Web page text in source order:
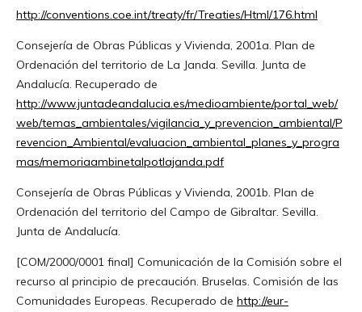
http://conventions.coe.int/treaty/fr/Treaties/Html/176.html
Consejería de Obras Públicas y Vivienda, 2001a. Plan de
Ordenación del territorio de La Janda. Sevilla. Junta de
Andalucía. Recuperado de
http://www.juntadeandalucia.es/medioambiente/portal_web/
web/temas_ambientales/vigilancia_y_prevencion_ambiental/P
revencion_Ambiental/evaluacion_ambiental_planes_y_progra
mas/memoriaambinetalpotlajanda.pdf
Consejería de Obras Públicas y Vivienda, 2001b. Plan de
Ordenación del territorio del Campo de Gibraltar. Sevilla.
Junta de Andalucía.
[COM/2000/0001 final] Comunicación de la Comisión sobre el
recurso al principio de precaución. Bruselas. Comisión de las
Comunidades Europeas. Recuperado de http://eur-